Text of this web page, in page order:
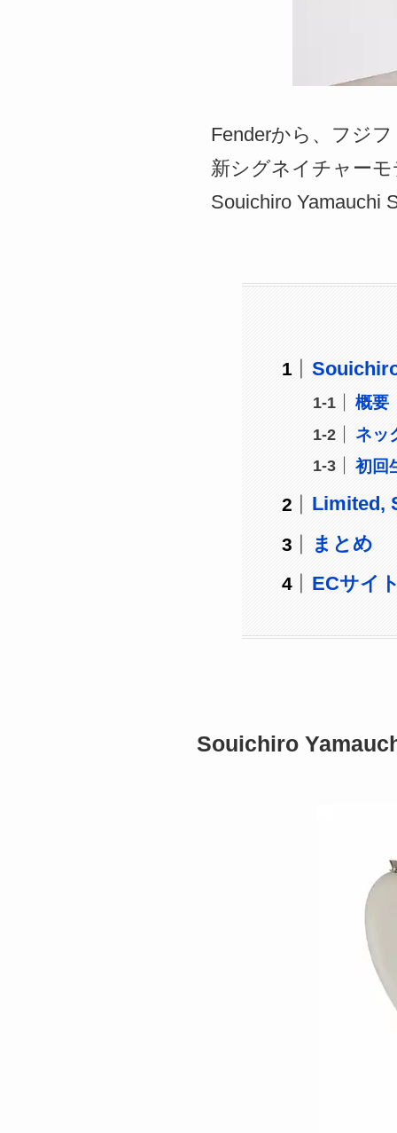
Fenderから、フジ
新シグネイチャーモ
Souichiro Yamauchi
概要
ネッ
初回
Limited,
まとめ
ECサイ
Souichiro